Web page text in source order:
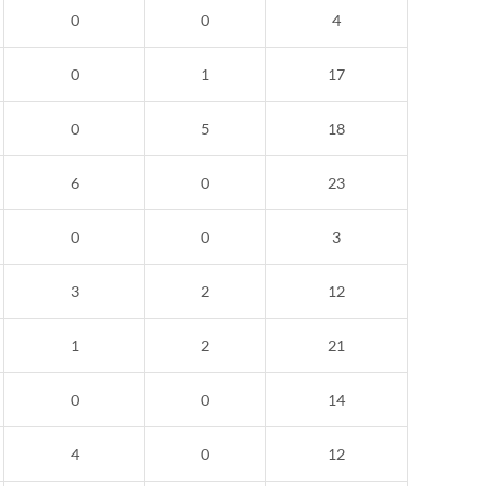
0 0 4
0 1 17
0 5 18
6 0 23
0 0 3
3 2 12
1 2 21
0 0 14
4 0 12